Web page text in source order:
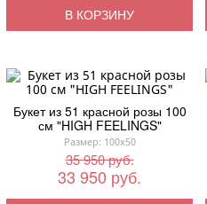
В КОРЗИНУ
Букет из 51 красной розы 100
см "HIGH FEELINGS"
Размер: 100x50
35 950 руб.
33 950 руб.